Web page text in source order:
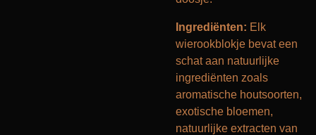
Ingrediënten: Elk
wierookblokje bevat een
schat aan natuurlijke
ingrediënten zoals
aromatische houtsoorten,
exotische bloemen,
natuurlijke extracten van